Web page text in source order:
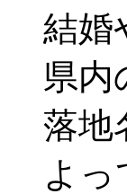
結婚
県内
落地
よ